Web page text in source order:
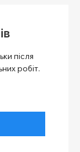
після
робіт.